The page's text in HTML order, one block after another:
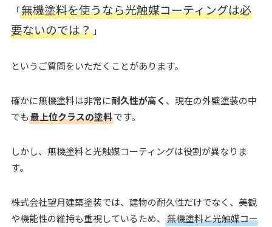
「無機塗料を使うなら光触媒コーティングは必
要ないのでは？」
というご質問をいただくことがあります。
確かに無機塗料は非常に耐久性が高く 、現在の外壁塗装の中
でも最上位クラスの塗料です。
しかし、無機塗料と光触媒コーティングは役割が異なりま
す。
株式会社望月建築塗装では、建物の耐久性だけでなく、美観
や機能性の維持も重視しているため、 無機塗料と光触媒コー